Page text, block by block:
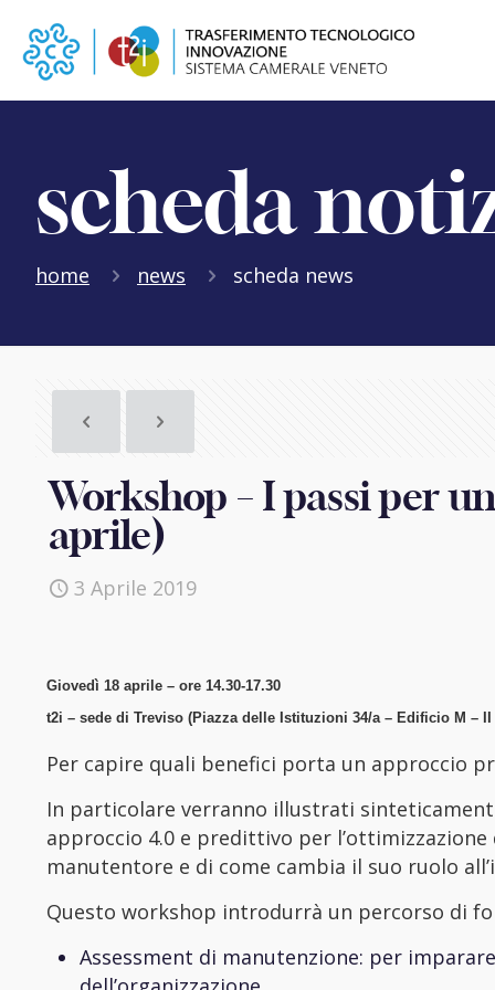
scheda
home news scheda news
Workshop – I passi per
aprile)
3 Aprile 2019
Giovedì 18 aprile – ore 14.30-17.30
t2i – sede di Treviso (Piazza delle Istituzioni 34/a – Edificio M – II
Per capire quali benefici porta un approccio
In particolare verranno illustrati
approccio 4.0 e predittivo per
manutentore e di come cambia il suo ruolo
Questo workshop introdurrà un percorso di
Assessment di manutenzione: per